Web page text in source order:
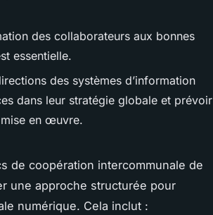
des collaborateurs aux bonnes
essentielle.
des systèmes d’information
dans leur stratégie globale et prévoir
mise en œuvre.
de coopération intercommunale de
une approche structurée pour
numérique. Cela inclut :